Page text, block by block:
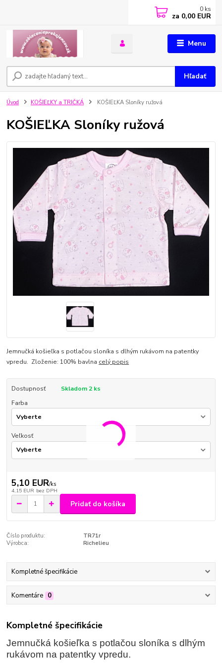
Menu
Hľadať
0 ks
za 0,00 EUR
Úvod KOŠIEĽKY a TRIČKÁ KOŠIEĽKA Sloníky ružová
KOŠIEĽKA Sloníky ružová
Jemnučká košieľka s potlačou sloníka s dlhým rukávom na patentky
vpredu. Zloženie: 100% bavlna celý popis
Dostupnosť
Skladom 2 ks
Farba
Veľkosť
5,10 EUR/ks
4,15 EUR bez DPH
Pridať do košíka
Číslo produktu:
TR71r
Výrobca:
Richelieu
Kompletné špecifikácie
Komentáre 0
Kompletné špecifikácie
Jemnučká košieľka s potlačou sloníka s dlhým
rukávom na patentky vpredu.